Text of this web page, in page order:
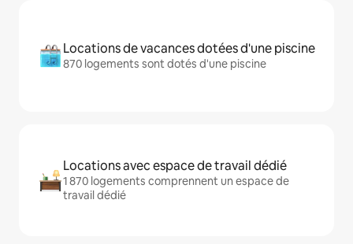
Locations de vacances dotées d'une piscine
870 logements sont dotés d'une piscine
Locations avec espace de travail dédié
1 870 logements comprennent un espace de
travail dédié